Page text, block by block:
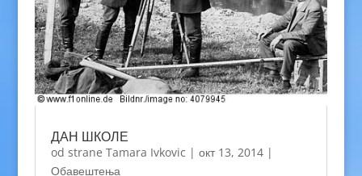
ДАН ШКОЛЕ
od strane Tamara Ivkovic | окт 13, 2014|
Обавештења